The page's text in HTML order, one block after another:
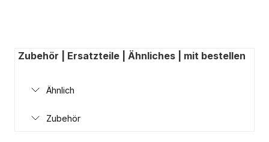
Zubehör | Ersatzteile | Ähnliches | mit bestellen
Ähnlich
Zubehör